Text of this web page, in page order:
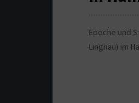
Epoche und
Lingnau) im